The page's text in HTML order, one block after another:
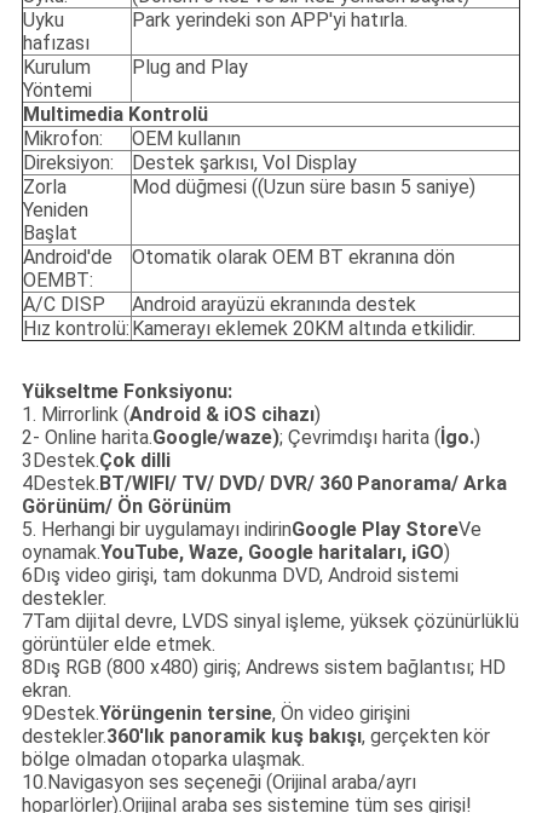
Uyku
hafızası
Park yerindeki son APP'yi hatırla.
Kurulum
Yöntemi
Plug and Play
Multimedia Kontrolü
Mikrofon:
OEM kullanın
Direksiyon:
Destek şarkısı, Vol Display
Zorla
Yeniden
Başlat
Mod düğmesi ((Uzun süre basın 5 saniye)
Android'de
OEMBT:
Otomatik olarak OEM BT ekranına dön
A/C DISP
Android arayüzü ekranında destek
Hız kontrolü: Kamerayı eklemek 20KM altında etkilidir.
Yükseltme Fonksiyonu:
1. Mirrorlink (Android & iOS cihazı)
2- Online harita.Google/waze); Çevrimdışı harita ( İgo.)
3Destek.Çok dilli
4Destek. BT/WIFI/ TV/ DVD/ DVR/ 360 Panorama/ Arka
Görünüm/ Ön Görünüm
5. Herhangi bir uygulamayı indirinGoogle Play StoreVe
oynamak.YouTube, Waze, Google haritaları, iGO)
6Dış video girişi, tam dokunma DVD, Android sistemi
destekler.
7Tam dijital devre, LVDS sinyal işleme, yüksek çözünürlüklü
görüntüler elde etmek.
8Dış RGB (800 x480) giriş; Andrews sistem bağlantısı; HD
ekran.
9Destek.Yörüngenin tersine, Ön video girişini
destekler.360'lık panoramik kuş bakışı, gerçekten kör
bölge olmadan otoparka ulaşmak.
10.Navigasyon ses seçeneği (Orijinal araba/ayrı
hoparlörler).Orijinal araba ses sistemine tüm ses girişi!